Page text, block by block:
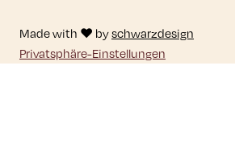
Made with ♥ byschwarzdesign
Privatsphäre-Einstellungen